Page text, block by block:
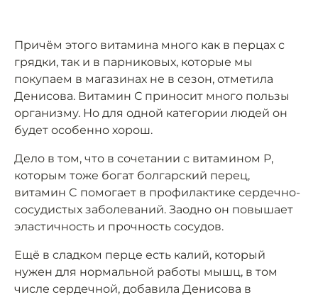
Причём этого витамина много как в перцах с
грядки, так и в парниковых, которые мы
покупаем в магазинах не в сезон, отметила
Денисова. Витамин С приносит много пользы
организму. Но для одной категории людей он
будет особенно хорош.
Дело в том, что в сочетании с витамином P,
которым тоже богат болгарский перец,
витамин C помогает в профилактике сердечно-
сосудистых заболеваний. Заодно он повышает
эластичность и прочность сосудов.
Ещё в сладком перце есть калий, который
нужен для нормальной работы мышц, в том
числе сердечной, добавила Денисова в